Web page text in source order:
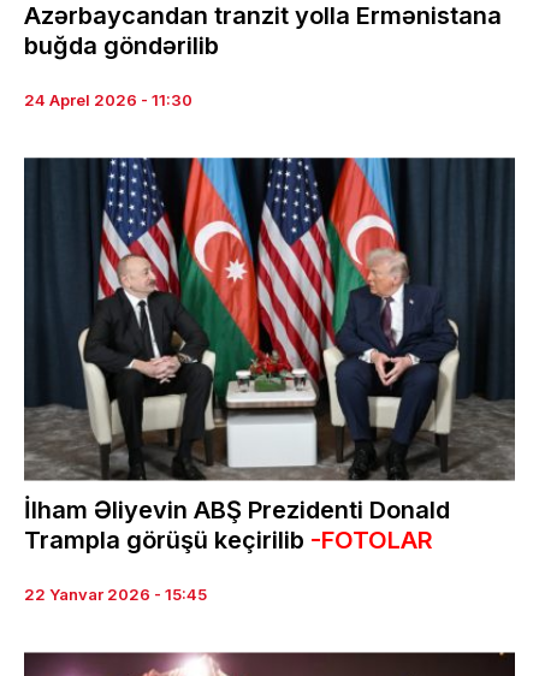
Azərbaycandan tranzit yolla Ermənistana
buğda göndərilib
24 Aprel 2026 - 11:30
İlham Əliyevin ABŞ Prezidenti Donald
Trampla görüşü keçirilib -FOTOLAR
22 Yanvar 2026 - 15:45